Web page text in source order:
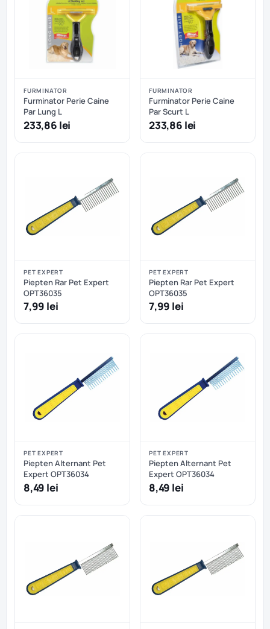
FURMINATOR
Furminator Perie Caine
Par Lung L
233,86 lei
FURMINATOR
Furminator Perie Caine
Par Scurt L
233,86 lei
PET EXPERT
Piepten Rar Pet Expert
OPT36035
7,99 lei
PET EXPERT
Piepten Rar Pet Expert
OPT36035
7,99 lei
PET EXPERT
Piepten Alternant Pet
Expert OPT36034
8,49 lei
PET EXPERT
Piepten Alternant Pet
Expert OPT36034
8,49 lei